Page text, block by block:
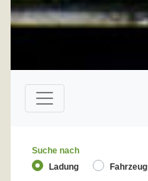
Suche nach
Ladung
Fahrzeug